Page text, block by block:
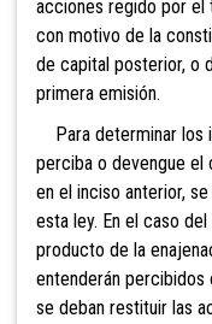
acciones regido por el
con motivo de la
de capital posterior, o
primera emisión.
Para determinar los
perciba o devengue el
en el inciso anterior,
esta ley. En el caso
producto de la
entenderán percibidos
se deban restituir las